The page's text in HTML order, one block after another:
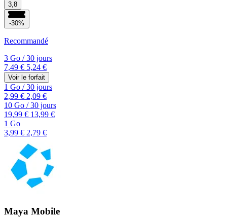
3,8
-30%
Recommandé
3 Go /30 jours
7,49 € 5,24 €
Voir le forfait
1 Go /30 jours
2,99 € 2,09 €
10 Go /30 jours
19,99 € 13,99 €
1 Go
3,99 € 2,79 €
Maya Mobile